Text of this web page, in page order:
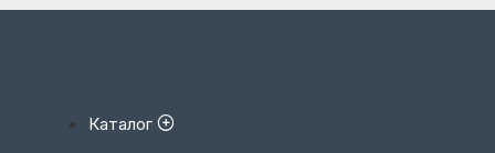
Каталог